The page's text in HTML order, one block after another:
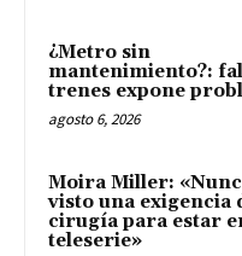
¿Metro sin
mantenimiento?:
trenes expone
agosto 6, 2026
Moira Miller:
visto una exigencia
cirugía para estar
teleserie»